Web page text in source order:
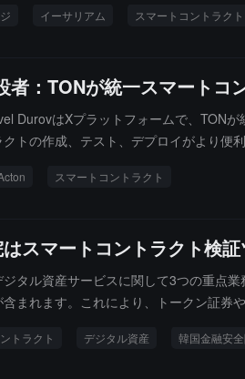
れば、最大で20年の連邦刑務所に服役
イーサリアム スマートコントラクト
者：TONが統一スマートコ
DurovはXプラットフォームで、TON
トの作成、テスト、デプロイがより
スマートコントラクト
スマートコントラクト検
タル資産サービスに関して3つの重点
まれます。これにより、トークン証
ーし、セミナーや協力ネットワークな
トラクト デジタル資産 韓国金融安